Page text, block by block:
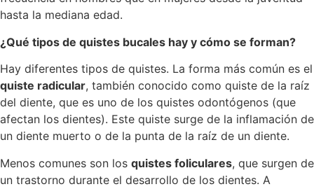
hasta la mediana edad.
¿Qué tipos de quistes bucales hay y cómo se forman?
Hay diferentes tipos de quistes. La forma más común es el
quiste radicular, también conocido como quiste de la raíz
del diente, que es uno de los quistes odontógenos (que
afectan los dientes). Este quiste surge de la inflamación de
un diente muerto o de la punta de la raíz de un diente.
Menos comunes son los quistes foliculares, que surgen de
un trastorno durante el desarrollo de los dientes. A